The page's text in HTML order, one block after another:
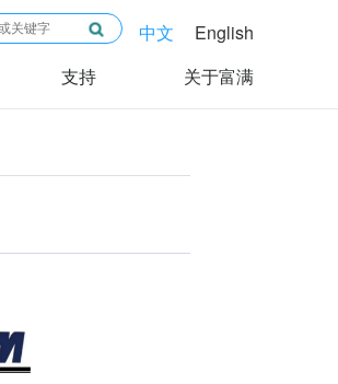
中文
English
支持 关于富满